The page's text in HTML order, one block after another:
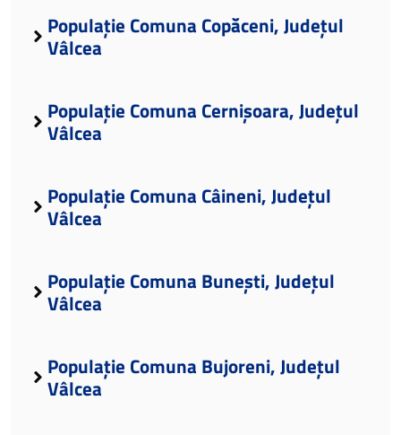
Populație Comuna Copăceni, Județul
Vâlcea
Populație Comuna Cernișoara, Județul
Vâlcea
Populație Comuna Câineni, Județul
Vâlcea
Populație Comuna Bunești, Județul
Vâlcea
Populație Comuna Bujoreni, Județul
Vâlcea